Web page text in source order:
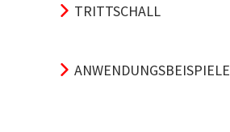
TRITTSCHALL
ANWENDUNGSBEISPIELE